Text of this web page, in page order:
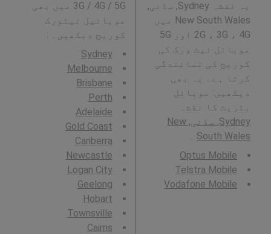
یہ نقشہ Sydney, سڈنی,
New South Wales میں
2G ، 3G ، 4G اور 5G
موبائل نیٹ ورک کی
کوریج کی نمائندگی
کرتا ہے۔ یہ بھی
دیکھیں: موبائل
بٹریٹ کا نقشہ
Sydney, سڈنی, New
South Wales
Optus Mobile
Telstra Mobile
Vodafone Mobile
3G / 4G / 5G میں بھی
موبائیل نیٹورک
کوریج دیکھیں۔ :
Sydney
Melbourne
Brisbane
Perth
Adelaide
Gold Coast
Canberra
Newcastle
Logan City
Geelong
Hobart
Townsville
Cairns